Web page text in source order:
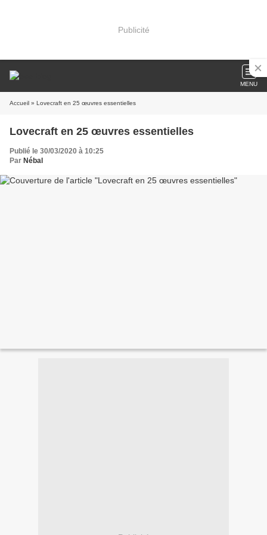
Publicité
MENU
Accueil » Lovecraft en 25 œuvres essentielles
Lovecraft en 25 œuvres essentielles
Publié le 30/03/2020 à 10:25
Par Nébal